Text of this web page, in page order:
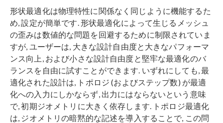
形状最適化は物理特性に関係なく同じように機能するた
め, 設定が簡単です. 形状最適化によって生じるメッシュ
の歪みは数値的な問題を回避するために制限されていま
すが, ユーザーは, 大きな設計自由度と大きなパフォーマ
ンス向上, および小さな設計自由度と堅牢な最適化のバ
ランスを自由に試すことができます. いずれにしても, 最
適化された設計は, トポロジ (およびステップ数) が最適
化への入力にしかならず, 出力にはならないという意味
で, 初期ジオメトリに大きく依存します. トポロジ最適化
は, ジオメトリの暗黙的な記述を導入することで, この問